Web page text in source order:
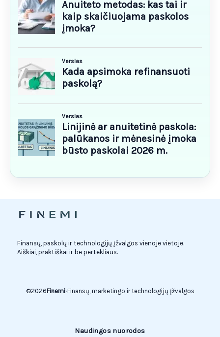
Finansų, paskolų ir technologijų įžvalgos vienoje vietoje.
Aiškiai, praktiškai ir be pertekliaus.
©2026Finemi•Finansų, marketingo ir technologijų įžvalgos
Naudingos nuorodos